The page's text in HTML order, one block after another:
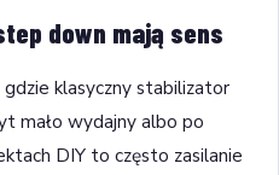
down mają sens
klasyczny stabilizator
mało wydajny albo po
DIY to często zasilanie